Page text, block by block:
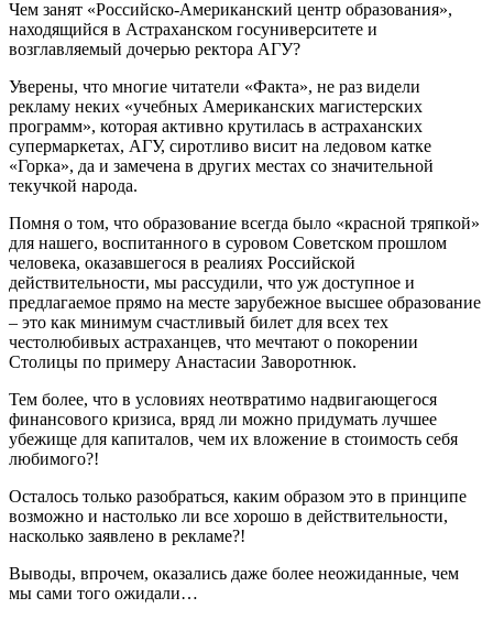
Чем занят «Российско-Американский центр образования»,
находящийся в Астраханском госуниверситете и
возглавляемый дочерью ректора АГУ?
Уверены, что многие читатели «Факта», не раз видели
рекламу неких «учебных Американских магистерских
программ», которая активно крутилась в астраханских
супермаркетах, АГУ, сиротливо висит на ледовом катке
«Горка», да и замечена в других местах со значительной
текучкой народа.
Помня о том, что образование всегда было «красной тряпкой»
для нашего, воспитанного в суровом Советском прошлом
человека, оказавшегося в реалиях Российской
действительности, мы рассудили, что уж доступное и
предлагаемое прямо на месте зарубежное высшее образование
– это как минимум счастливый билет для всех тех
честолюбивых астраханцев, что мечтают о покорении
Столицы по примеру Анастасии Заворотнюк.
Тем более, что в условиях неотвратимо надвигающегося
финансового кризиса, вряд ли можно придумать лучшее
убежище для капиталов, чем их вложение в стоимость себя
любимого?!
Осталось только разобраться, каким образом это в принципе
возможно и настолько ли все хорошо в действительности,
насколько заявлено в рекламе?!
Выводы, впрочем, оказались даже более неожиданные, чем
мы сами того ожидали…